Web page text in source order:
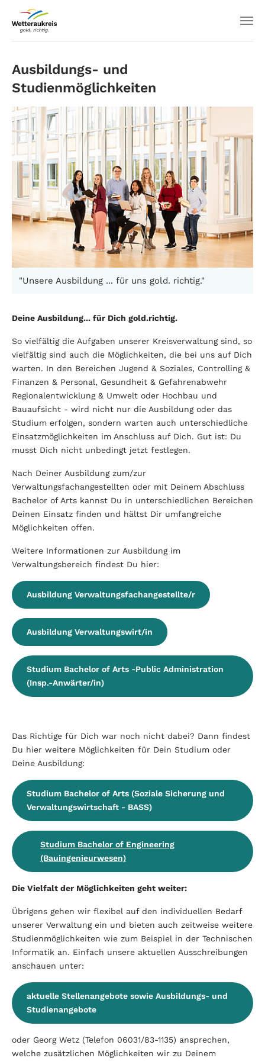
Ausbildungs- und
Studienmöglichkeiten
"Unsere Ausbildung ... für uns gold. richtig."
Deine Ausbildung... für Dich gold.richtig.
So vielfältig die Aufgaben unserer Kreisverwaltung sind, so
vielfältig sind auch die Möglichkeiten, die bei uns auf Dich
warten. In den Bereichen Jugend & Soziales, Controlling &
Finanzen & Personal, Gesundheit & Gefahrenabwehr
Regionalentwicklung & Umwelt oder Hochbau und
Bauaufsicht - wird nicht nur die Ausbildung oder das
Studium erfolgen, sondern warten auch unterschiedliche
Einsatzmöglichkeiten im Anschluss auf Dich. Gut ist: Du
musst Dich nicht unbedingt jetzt festlegen.
Nach Deiner Ausbildung zum/zur
Verwaltungsfachangestellten oder mit Deinem Abschluss
Bachelor of Arts kannst Du in unterschiedlichen Bereichen
Deinen Einsatz finden und hältst Dir umfangreiche
Möglichkeiten offen.
Weitere Informationen zur Ausbildung im
Verwaltungsbereich findest Du hier:
Ausbildung Verwaltungsfachangestellte/r
Ausbildung Verwaltungswirt/in
Studium Bachelor of Arts -Public Administration
(Insp.-Anwärter/in)
Das Richtige für Dich war noch nicht dabei? Dann findest
Du hier weitere Möglichkeiten für Dein Studium oder
Deine Ausbildung:
Studium Bachelor of Arts (Soziale Sicherung und
Verwaltungswirtschaft - BASS)
Studium Bachelor of Engineering
(Bauingenieurwesen)
Die Vielfalt der Möglichkeiten geht weiter:
Übrigens gehen wir flexibel auf den individuellen Bedarf
unserer Verwaltung ein und bieten auch zeitweise weitere
Studienmöglichkeiten wie zum Beispiel in der Technischen
Informatik an. Einfach unsere aktuellen Ausschreibungen
anschauen unter:
aktuelle Stellenangebote sowie Ausbildungs- und
Studienangebote
oder Georg Wetz (Telefon 06031/83-1135) ansprechen,
welche zusätzlichen Möglichkeiten wir zu Deinem